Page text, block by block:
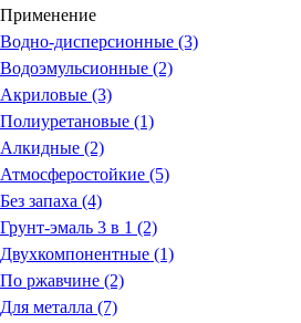
Применение
Водно-дисперсионные (3)
Водоэмульсионные (2)
Акриловые (3)
Полиуретановые (1)
Алкидные (2)
Атмосферостойкие (5)
Без запаха (4)
Грунт-эмаль 3 в 1 (2)
Двухкомпонентные (1)
По ржавчине (2)
Для металла (7)